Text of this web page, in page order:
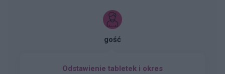
gość
Odstawienie tabletek i okres